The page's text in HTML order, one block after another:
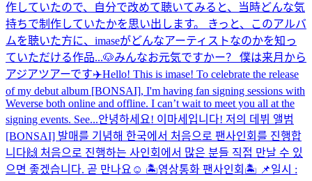
作していたので、自分で改めて聴いてみると、当時どんな気
持ちで制作していたかを思い出します。 きっと、このアルバ
ムを聴いた方に、imaseがどんなアーティストなのかを知っ
ていただける作品...🐶みんなお元気ですかー？ 僕は来月から
アジアツアーです✈️Hello! This is imase! To celebrate the release
of my debut album [BONSAI], I'm having fan signing sessions with
Weverse both online and offline. I can’t wait to meet you all at the
signing events. See...안녕하세요! 이마세입니다! 저의 데뷔 앨범
[BONSAI] 발매를 기념해 한국에서 처음으로 팬사인회를 진행합
니다🙌 처음으로 진행하는 사인회에서 많은 분들 직접 만날 수 있
으면 좋겠습니다. 곧 만나요☺️ 🏝영상통화 팬사인회🏝 📌일시 :